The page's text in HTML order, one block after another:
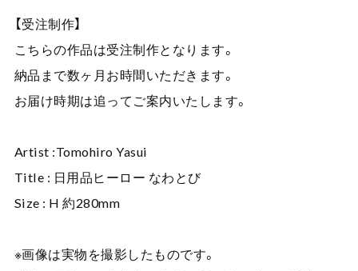
【受注制作】
こちらの作品は受注制作となります。
納品まで数ヶ月お時間いただきます。
お届け時期は追ってご案内いたします。
Artist :Tomohiro Yasui
Title : 日用品ヒーロー なわとび
Size : H 約280mm
※画像は実物を撮影したものです。